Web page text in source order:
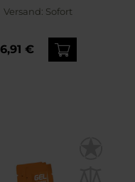
Versand: Sofort
6,91 €